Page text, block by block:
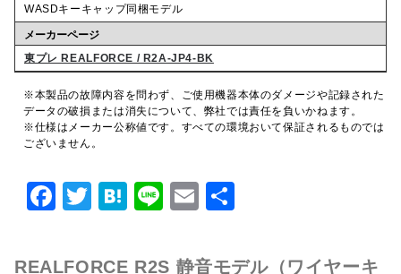
WASDキーキャップ同梱モデル
メーカーページ
東プレ REALFORCE / R2A-JP4-BK
※本製品の故障内容を問わず、ご使用機器本体のダメージや記録された
データの破損または消失について、弊社では責任を負いかねます。
※仕様はメーカー公称値です。すべての環境おいて保証されるものでは
ございません。
F
c
T
it
H
e
Li
e
E
ai
REALFORCE R2S 静音モデル（ワイヤーキ